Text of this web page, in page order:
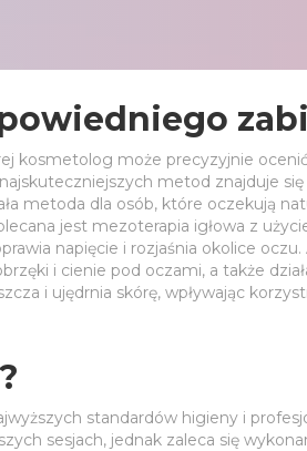
kosmetolog może precyzyjnie
metod znajduje
metoda dla osób, które oczekują
jest mezoterapia igłowa z
napięcie i rozjaśnia okolice
i cienie pod oczami, a także
i ujędrnia skórę, wpływając
standardów higieny i
sesjach, jednak zaleca się